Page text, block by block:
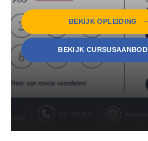
BEKIJK OPLEIDING
BEKIJK CURSUSAANBOD